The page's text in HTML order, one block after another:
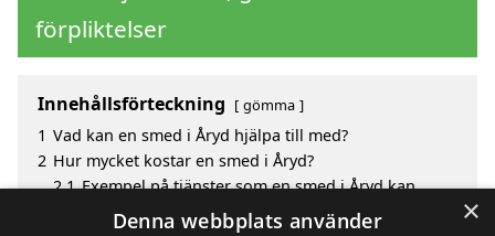
förpliktelser
Innehållsförteckning gömma
1 Vad kan en smed i Åryd hjälpa till med?
2 Hur mycket kostar en smed i Åryd?
2.1 Exempel på tjänster som en smed i Åryd kan
erbjuda:
×
Denna webbplats använder